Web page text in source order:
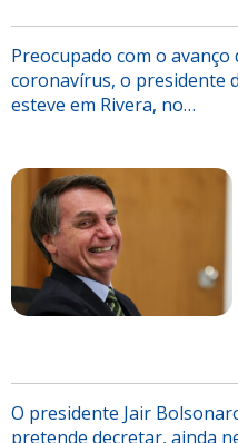
Preocupado com o
coronavírus, o presidente
esteve em Rivera, no…
O presidente Jair
pretende decretar, ainda